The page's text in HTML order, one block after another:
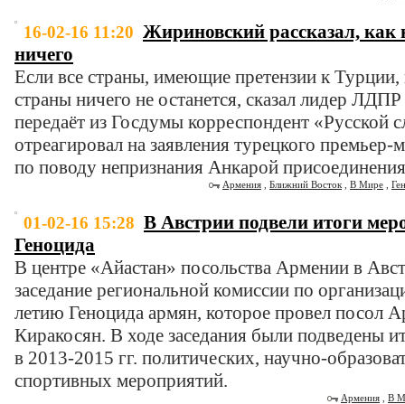
16-02-16 11:20 Жириновский рассказал, как
ничего
Если все страны, имеющие претензии к Турции,
страны ничего не останется, сказал лидер
передаёт из Госдумы корреспондент «Русской
отреагировал на заявления турецкого
по поводу непризнания Анкарой
Армения Ближний Восток В Мире
01-02-16 15:28 В Австрии подвели итоги
Геноцида
В центре «Айастан» посольства Армении в
заседание региональной комиссии по
летию Геноцида армян, которое провел посол
Киракосян. В ходе заседания были подведены
в 2013-2015 гг. политических, научно-
спортивных мероприятий.
Армения В